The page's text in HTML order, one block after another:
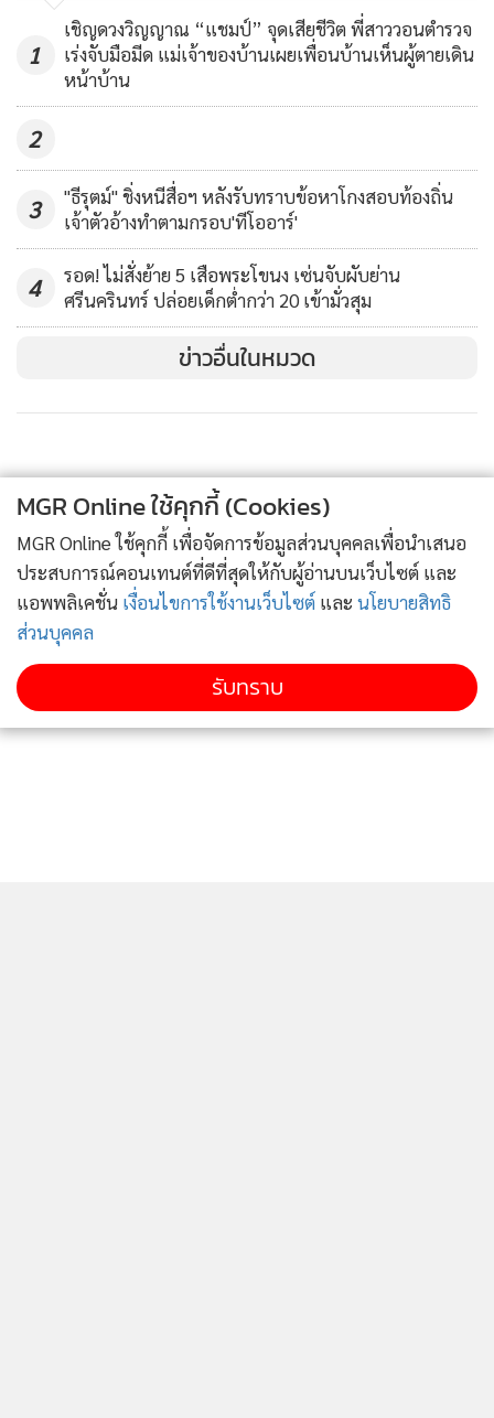
6,275
1
เชิญดวงวิญญาณ “แชมป์” จุดเสียชีวิต พี่สาววอนตำรวจ
เร่งจับมือมีด แม่เจ้าของบ้านเผยเพื่อนบ้านเห็นผู้ตายเดิน
หน้าบ้าน
2
3
"ธีรุตม์" ชิ่งหนีสื่อฯ หลังรับทราบข้อหาโกงสอบท้องถิ่น
เจ้าตัวอ้างทำตามกรอบ'ทีโออาร์'
4
รอด! ไม่สั่งย้าย 5 เสือพระโขนง เซ่นจับผับย่าน
ศรีนครินทร์ ปล่อยเด็กต่ำกว่า 20 เข้ามั่วสุม
ข่าวอื่นในหมวด
MGR Online ใช้คุกกี้ (Cookies)
MGR Online ใช้คุกกี้ เพื่อจัดการข้อมูลส่วนบุคคลเพื่อนำเสนอ
ประสบการณ์คอนเทนต์ที่ดีที่สุดให้กับผู้อ่านบนเว็บไซต์ และ
แอพพลิเคชั่น เงื่อนไขการใช้งานเว็บไซต์ และ นโยบายสิทธิ
ส่วนบุคคล
รับทราบ